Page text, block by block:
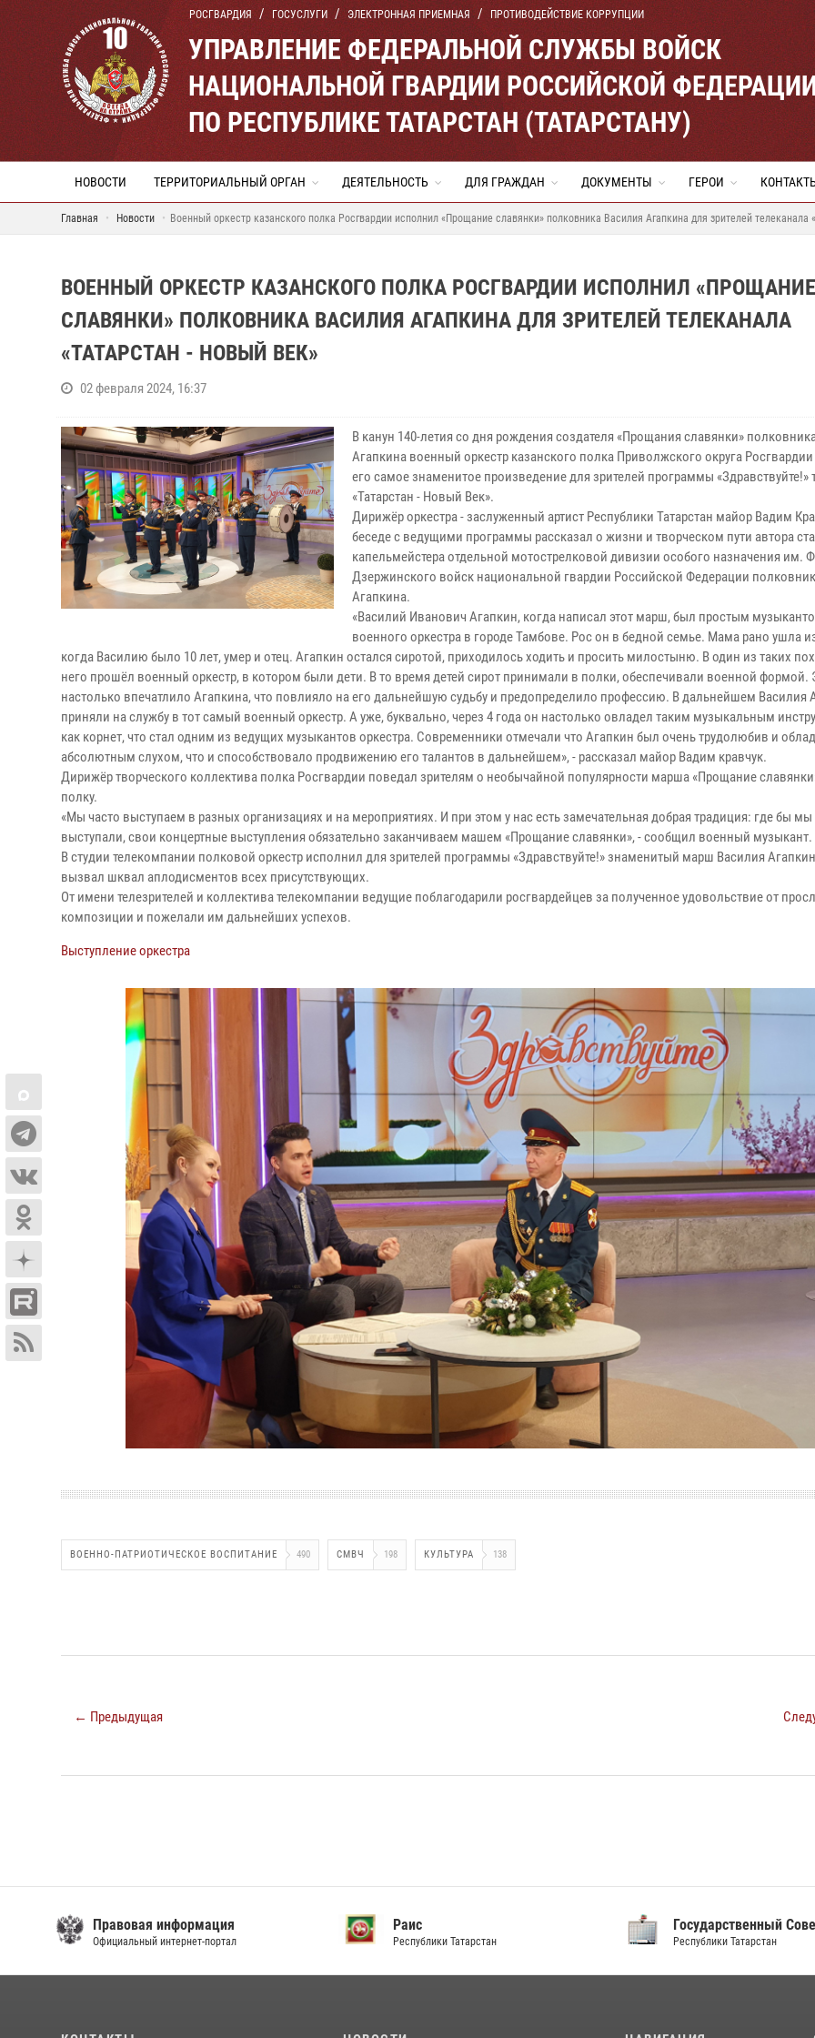
РОСГВАРДИЯ ГОСУСЛУГИ ЭЛЕКТРОННАЯ ПРИЕМНАЯ ПРОТИВОДЕЙСТВИЕ КОРРУПЦИИ
УПРАВЛЕНИЕ ФЕДЕРАЛЬНОЙ СЛУЖБЫ ВОЙСК
НАЦИОНАЛЬНОЙ ГВАРДИИ РОССИЙСКОЙ
ПО РЕСПУБЛИКЕ ТАТАРСТАН (ТАТАРСТАНУ)
НОВОСТИ ТЕРРИТОРИАЛЬНЫЙ ОРГАН ДЕЯТЕЛЬНОСТЬ ДЛЯ ГРАЖДАН ДОКУМЕНТЫ ГЕРОИ
Главная Новости Военный оркестр казанского полка Росгвардии исполнил «Прощание славянки» полковника Василия Агапкина для зрителей телеканала
ВОЕННЫЙ ОРКЕСТР КАЗАНСКОГО ПОЛКА РОСГВАРДИИ ИСПОЛНИЛ «ПРОЩАНИЕ
СЛАВЯНКИ» ПОЛКОВНИКА ВАСИЛИЯ АГАПКИНА ДЛЯ ЗРИТЕЛЕЙ ТЕЛЕКАНАЛА
«ТАТАРСТАН - НОВЫЙ ВЕК»
02 февраля 2024, 16:37
В канун 140-летия со дня рождения создателя «Прощания славянки»
Агапкина военный оркестр казанского полка Приволжского округа
его самое знаменитое произведение для зрителей программы «Здравствуйте!»
«Татарстан - Новый Век».
Дирижёр оркестра - заслуженный артист Республики Татарстан майор Вадим
беседе с ведущими программы рассказал о жизни и творческом пути автора
капельмейстера отдельной мотострелковой дивизии особого назначения им.
Дзержинского войск национальной гвардии Российской Федерации
Агапкина.
«Василий Иванович Агапкин, когда написал этот марш, был простым
военного оркестра в городе Тамбове. Рос он в бедной семье. Мама рано ушла
когда Василию было 10 лет, умер и отец. Агапкин остался сиротой, приходилось ходить и просить милостыню. В один из таких
него прошёл военный оркестр, в котором были дети. В то время детей сирот принимали в полки, обеспечивали военной формой.
настолько впечатлило Агапкина, что повлияло на его дальнейшую судьбу и предопределило профессию. В дальнейшем Василия
приняли на службу в тот самый военный оркестр. А уже, буквально, через 4 года он настолько овладел таким музыкальным
как корнет, что стал одним из ведущих музыкантов оркестра. Современники отмечали что Агапкин был очень трудолюбив и
абсолютным слухом, что и способствовало продвижению его талантов в дальнейшем», - рассказал майор Вадим кравчук.
Дирижёр творческого коллектива полка Росгвардии поведал зрителям о необычайной популярности марша «Прощание
полку.
«Мы часто выступаем в разных организациях и на мероприятиях. И при этом у нас есть замечательная добрая традиция: где бы мы
выступали, свои концертные выступления обязательно заканчиваем машем «Прощание славянки», - сообщил военный музыкант.
В студии телекомпании полковой оркестр исполнил для зрителей программы «Здравствуйте!» знаменитый марш Василия
вызвал шквал аплодисментов всех присутствующих.
От имени телезрителей и коллектива телекомпании ведущие поблагодарили росгвардейцев за полученное удовольствие от
композиции и пожелали им дальнейших успехов.
Выступление оркестра
ВОЕННО-ПАТРИОТИЧЕСКОЕ ВОСПИТАНИЕ 490 СМВЧ 198 КУЛЬТУРА 138
← Предыдущая
Правовая информация
Официальный интернет-портал
Раис
Республики Татарстан
Государственный
Республики Татарстан